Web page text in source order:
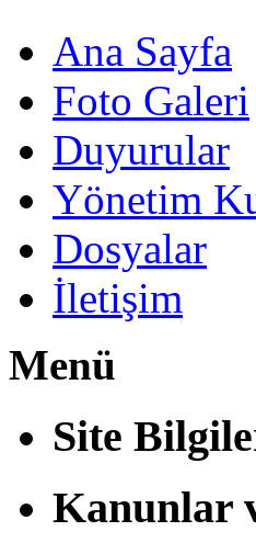
Ana Sayfa
Foto Galeri
Duyurular
Yönetim
Dosyalar
İletişim
Menü
Site
Kanunlar